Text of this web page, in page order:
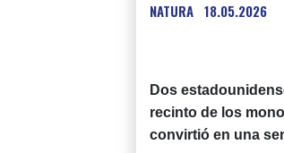
NATURA 18.05.2026
Dos
recinto de los
convirtió en una